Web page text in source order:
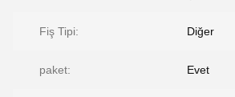
Fiş Tipi: Diğer
paket: Evet